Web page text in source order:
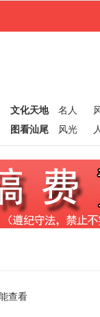
文化天地 名人
图看汕尾
风光
查看